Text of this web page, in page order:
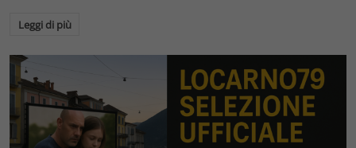
Leggi di più